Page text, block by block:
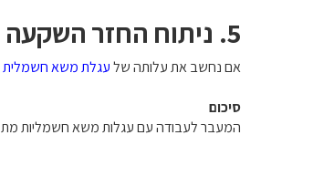
5. ניתוח החזר השקעה
אם נחשב את עלותה שלעגלת משא חשמלית
סיכום
המעבר לעבודה עם עגלות משא חשמליות